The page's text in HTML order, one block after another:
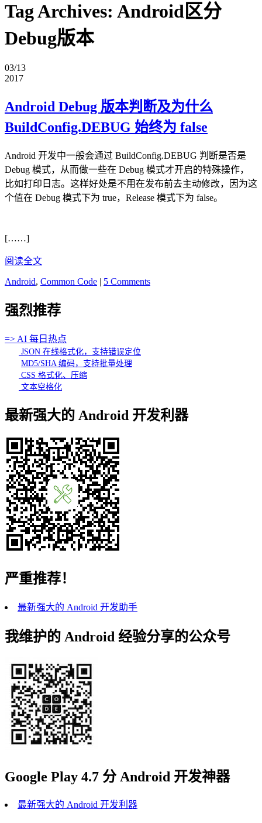
Tag Archives: Android区分
Debug版本
03/13
2017
Android Debug 版本判断及为什么
BuildConfig.DEBUG 始终为 false
Android 开发中一般会通过 BuildConfig.DEBUG 判断是否是
Debug 模式，从而做一些在 Debug 模式才开启的特殊操作，
比如打印日志。这样好处是不用在发布前去主动修改，因为这
个值在 Debug 模式下为 true，Release 模式下为 false。
[……]
阅读全文
Android, Common Code | 5 Comments
强烈推荐
=> AI 每日热点
JSON 在线格式化，支持错误定位
MD5/SHA 编码，支持批量处理
CSS 格式化、压缩
文本空格化
最新强大的 Android 开发利器
严重推荐！
最新强大的 Android 开发助手
我维护的 Android 经验分享的公众号
Google Play 4.7 分 Android 开发神器
最新强大的 Android 开发利器